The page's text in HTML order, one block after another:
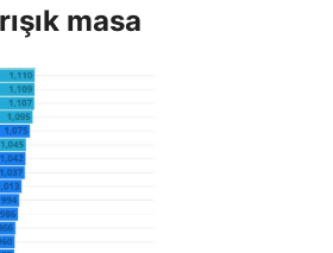
masa